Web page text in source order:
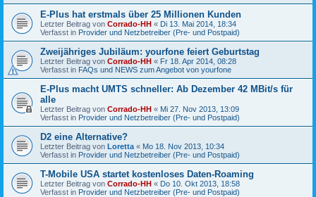
E-Plus hat erstmals über 25 Millionen Kunden
Letzter Beitrag von Corrado-HH « Di 13. Mai 2014, 18:34
Verfasst in Provider und Netzbetreiber (Pre- und Postpaid)
Zweijähriges Jubiläum: yourfone feiert Geburtstag
Letzter Beitrag von Corrado-HH « Fr 18. Apr 2014, 08:28
Verfasst in FAQs und NEWS zum Angebot von yourfone
E-Plus macht UMTS schneller: Ab Dezember 42 MBit/s für
alle
Letzter Beitrag von Corrado-HH « Mi 27. Nov 2013, 13:09
Verfasst in Provider und Netzbetreiber (Pre- und Postpaid)
D2 eine Alternative?
Letzter Beitrag von Loretta « Mo 18. Nov 2013, 10:34
Verfasst in Provider und Netzbetreiber (Pre- und Postpaid)
T-Mobile USA startet kostenloses Daten-Roaming
Letzter Beitrag von Corrado-HH « Do 10. Okt 2013, 18:58
Verfasst in Provider und Netzbetreiber (Pre- und Postpaid)